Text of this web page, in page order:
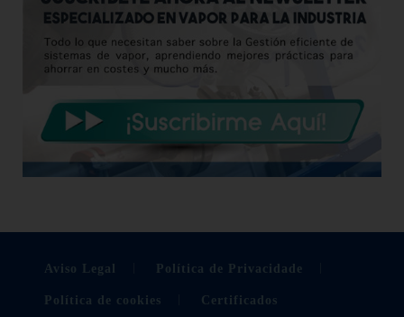
Aviso Legal Política de Privacidade
Política de cookies Certificados